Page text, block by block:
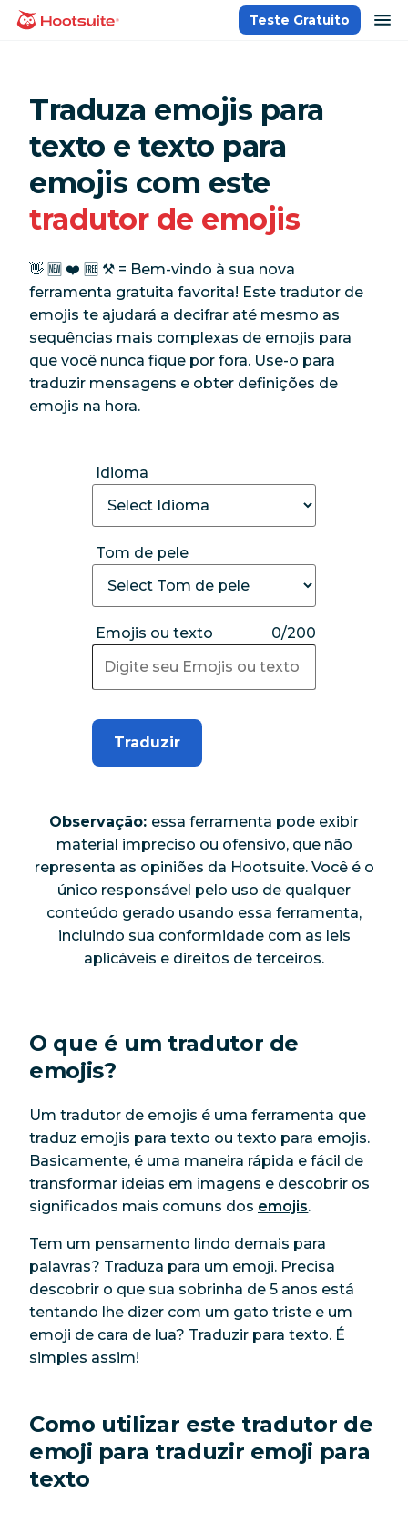
paraPágina inicial
Teste Gratuito
Traduza emojis para
texto e texto para
emojis com este
tradutor de emojis
👋 🆕 ❤️ 🆓 ⚒️ = Bem-vindo à sua nova
ferramenta gratuita favorita! Este tradutor de
emojis te ajudará a decifrar até mesmo as
sequências mais complexas de emojis para
que você nunca fique por fora. Use-o para
traduzir mensagens e obter definições de
emojis na hora.
Idioma
Tom de pele
Emojis ou texto 0/200
Traduzir
Observação: essa ferramenta pode exibir
material impreciso ou ofensivo, que não
representa as opiniões da Hootsuite. Você é o
único responsável pelo uso de qualquer
conteúdo gerado usando essa ferramenta,
incluindo sua conformidade com as leis
aplicáveis e direitos de terceiros.
O que é um tradutor de
emojis?
Um tradutor de emojis é uma ferramenta que
traduz emojis para texto ou texto para emojis.
Basicamente, é uma maneira rápida e fácil de
transformar ideias em imagens e descobrir os
significados mais comuns dos emojis.
Tem um pensamento lindo demais para
palavras? Traduza para um emoji. Precisa
descobrir o que sua sobrinha de 5 anos está
tentando lhe dizer com um gato triste e um
emoji de cara de lua? Traduzir para texto. É
simples assim!
Como utilizar este tradutor de
emoji para traduzir emoji para
texto